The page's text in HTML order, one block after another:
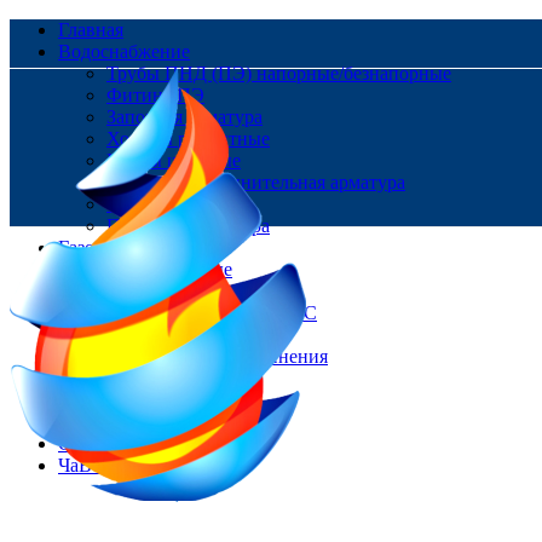
Главная
Водоснабжение
Трубы ПНД (ПЭ) напорные/безнапорные
Фитинг ПЭ
Запорная арматура
Хомуты ремонтные
Краны шаровые
Ремонтно-соединительная арматура
Фланцы
Пожарная арматура
Газоснабжение
Трубы Газовые
Фитинг ПЭ
Цокольные вводы/НСПС
Краны шаровые
Изолирующие соединения
Контакты
Доставка и оплата
Статьи
ЧаВо